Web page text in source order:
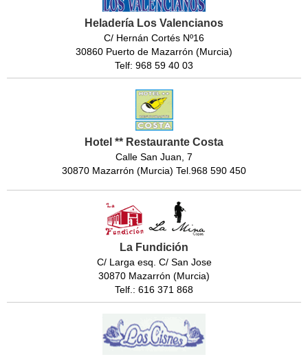
Heladería Los Valencianos
C/ Hernán Cortés Nº16
30860 Puerto de Mazarrón (Murcia)
Telf: 968 59 40 03
Hotel ** Restaurante Costa
Calle San Juan, 7
30870 Mazarrón (Murcia) Tel.968 590 450
La Fundición
C/ Larga esq. C/ San Jose
30870 Mazarrón (Murcia)
Telf.: 616 371 868